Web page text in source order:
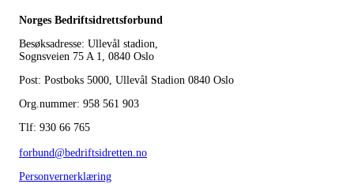
Norges Bedriftsidrettsforbund
Besøksadresse: Ullevål stadion,
Sognsveien 75 A 1, 0840 Oslo
Post: Postboks 5000, Ullevål Stadion 0840 Oslo
Org.nummer: 958 561 903
Tlf: 930 66 765
forbund@bedriftsidretten.no
Personvernerklæring